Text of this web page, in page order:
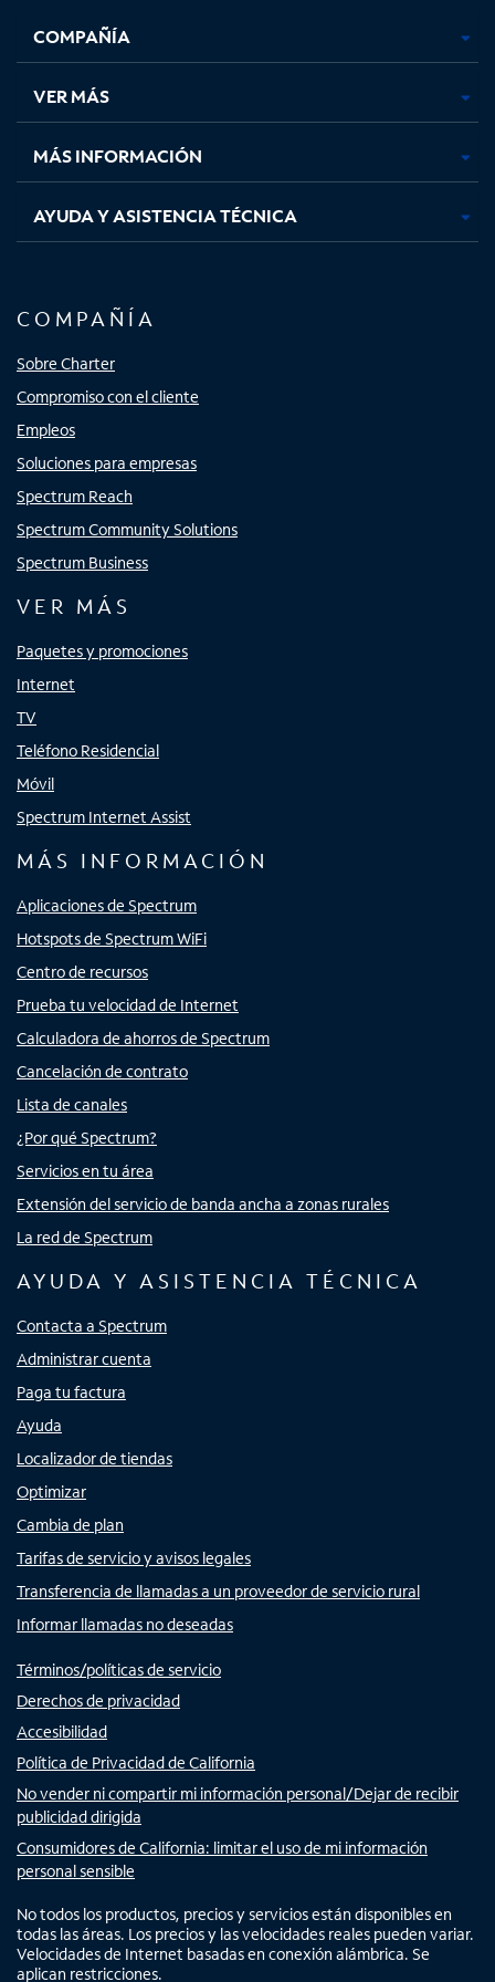
abre
en
pestaña
nueva
abre
en
pestaña
nueva
abre
en
pestaña
nueva
en
nueva
COMPAÑÍA
VER MÁS
MÁS INFORMACIÓN
AYUDA Y ASISTENCIA TÉCNICA
COMPAÑÍA
Sobre Charter
Compromiso con el cliente
Empleos
Soluciones para empresas
Spectrum Reach
Spectrum Community Solutions
Spectrum Business
VER MÁS
Paquetes y promociones
Internet
TV
Teléfono Residencial
Móvil
Spectrum Internet Assist
MÁS INFORMACIÓN
Aplicaciones de Spectrum
Hotspots de Spectrum WiFi
Centro de recursos
Prueba tu velocidad de Internet
Calculadora de ahorros de Spectrum
Cancelación de contrato
Lista de canales
¿Por qué Spectrum?
Servicios en tu área
Extensión del servicio de banda ancha a zonas rurales
La red de Spectrum
AYUDA Y ASISTENCIA TÉCNICA
Contacta a Spectrum
Administrar cuenta
Paga tu factura
Ayuda
Localizador de tiendas
Optimizar
Cambia de plan
Tarifas de servicio y avisos legales
Transferencia de llamadas a un proveedor de servicio rural
Informar llamadas no deseadas
Términos/políticas de servicio
Derechos de privacidad
Accesibilidad
Política de Privacidad de California
No vender ni compartir mi información personal/Dejar de recibir
publicidad dirigida
Consumidores de California: limitar el uso de mi información
personal sensible
No todos los productos, precios y servicios están disponibles en
todas las áreas. Los precios y las velocidades reales pueden variar.
Velocidades de Internet basadas en conexión alámbrica. Se
aplican restricciones.